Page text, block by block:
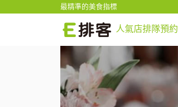
最精準的美食指標
人氣店排隊預約